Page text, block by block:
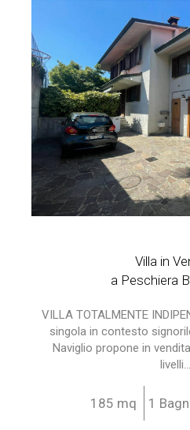
Villa in
a Peschiera
VILLA TOTALMENTE
singola in contesto
Naviglio propone in
livelli...
185 mq 1